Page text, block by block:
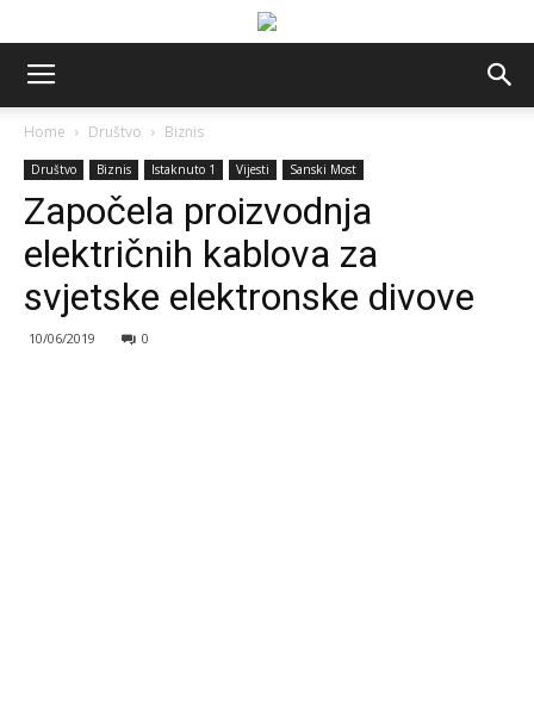
Home Društvo Biznis
Društvo Biznis Istaknuto 1 Vijesti Sanski Most
Započela proizvodnja
električnih kablova za
svjetske elektronske divove
10/06/2019 0